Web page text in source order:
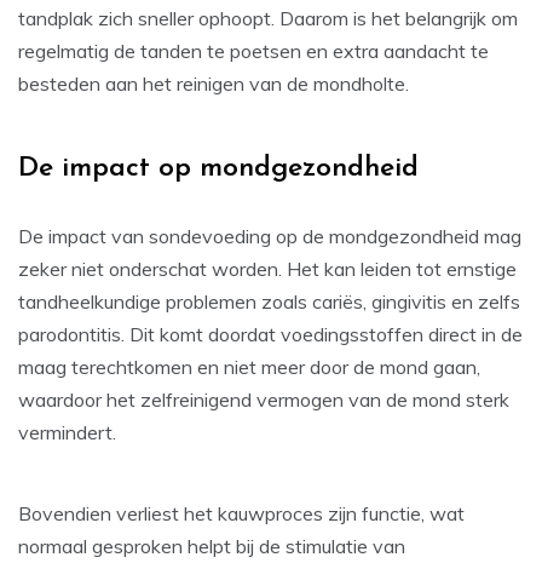
tandplak zich sneller ophoopt. Daarom is het belangrijk om
regelmatig de tanden te poetsen en extra aandacht te
besteden aan het reinigen van de mondholte.
De impact op mondgezondheid
De impact van sondevoeding op de mondgezondheid mag
zeker niet onderschat worden. Het kan leiden tot ernstige
tandheelkundige problemen zoals cariës, gingivitis en zelfs
parodontitis. Dit komt doordat voedingsstoffen direct in de
maag terechtkomen en niet meer door de mond gaan,
waardoor het zelfreinigend vermogen van de mond sterk
vermindert.
Bovendien verliest het kauwproces zijn functie, wat
normaal gesproken helpt bij de stimulatie van